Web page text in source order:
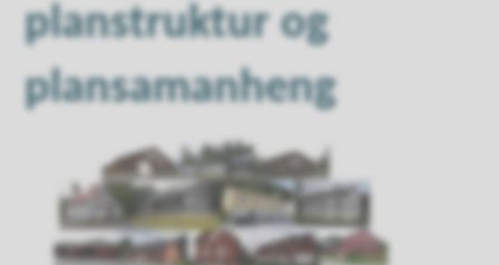
planstruktur og
plansamanheng